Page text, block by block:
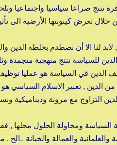
تنتج صراعا سياسيا واجتماعيا
تعرض كينونتها الأرضية الى
لنا الا أن نصطدم بخلطة الدين
للسياسة تنتج منهجية متجمدة
في السياسة هو عمليا توظيف
الدين , تعبير الاسلام السياسي
التزاوج مع مرونة وديناميكية
ومحاولة الحلول محلها ,
والعلمانية والعمالة والخيانة